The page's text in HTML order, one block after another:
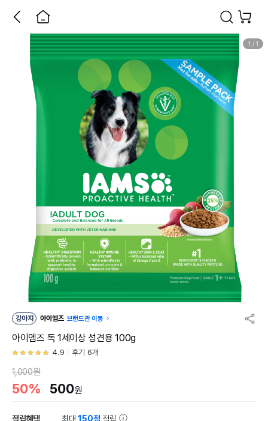
1 / 1
강아지 아이엠즈 브랜드관 이동
아이엠즈 독 1세이상 성견용 100g
4.9 후기 6개
1,000원
50% 500원
적립혜택 최대150점 적립